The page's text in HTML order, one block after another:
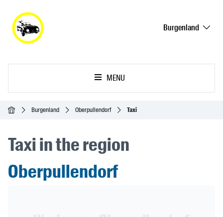
Burgenland
MENU
Inicio Burgenland Oberpullendorf Taxi
Taxi in the region
Oberpullendorf